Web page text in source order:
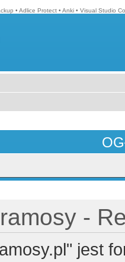
• Adlice Protect • Anki • Visual Studio
-
jest